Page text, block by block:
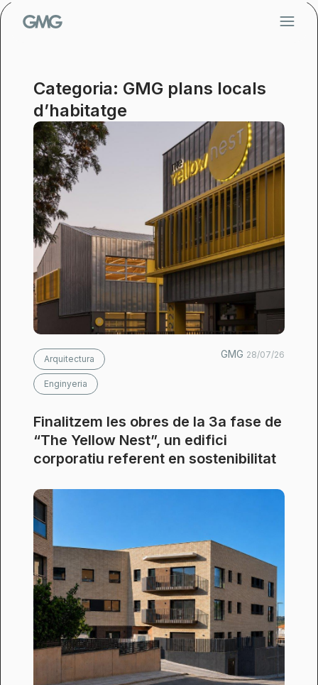
Categoria: GMG plans locals
d’habitatge
Arquitectura
Enginyeria
GMG 28/07/26
Finalitzem les obres de la 3a fase de
“The Yellow Nest”, un edifici
corporatiu referent en sostenibilitat